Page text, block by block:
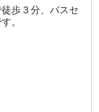
歩３分、バスセ
。